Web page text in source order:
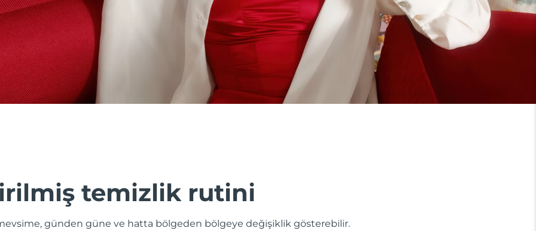
temizlik rutini
günden güne ve hatta bölgeden bölgeye değişiklik gösterebilir.